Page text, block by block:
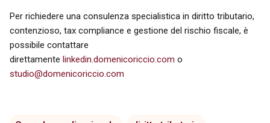
Per richiedere una consulenza specialistica in diritto tributario,
contenzioso, tax compliance e gestione del rischio fiscale, è
possibile contattare
direttamente linkedin.domenicoriccio.com o
studio@domenicoriccio.com